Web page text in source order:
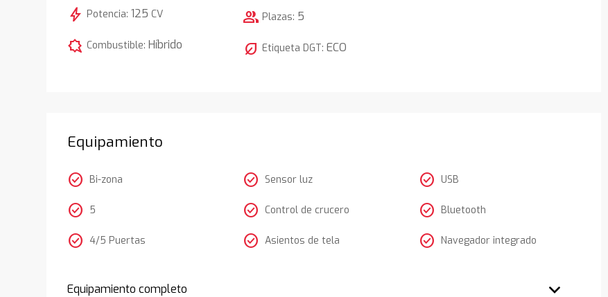
bolt Potencia:125 CV
comic_bubble Combustible:Híbrido
group Plazas: 5
nest_eco_leaf Etiqueta DGT:ECO
Equipamiento
check_circle Bi-zona
check_circle 5
check_circle 4/5 Puertas
check_circle Sensor luz
check_circle Control de crucero
check_circle Asientos de tela
check_circle USB
check_circle Bluetooth
check_circle Navegador integrado
Equipamiento completo